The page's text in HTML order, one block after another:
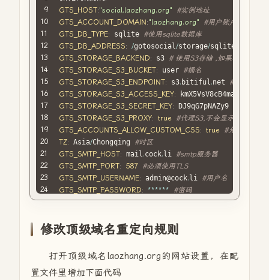
GTS_HOST:"social.laozhang.org"
#实例地址
GTS_ACCOUNT_DOMAIN:"laozhang.org"
#用户账户所属的域
GTS_DB_TYPE: sqlite #使用sqlite数据库
GTS_DB_ADDRESS: /gotosocial/storage/sqlite
GTS_STORAGE_BACKEND: s3 # 使用S3存储 ,如果不需要可
GTS_STORAGE_S3_BUCKET: user #桶名
GTS_STORAGE_S3_ENDPOINT: s3. bitiful.net #S3端点
GTS_STORAGE_S3_ACCESS_KEY: kmX5VsV8cB4ma8jeAg
GTS_STORAGE_S3_SECRET_KEY: DJ9qG7pNAZy9
GTS_STORAGE_S3_PROXY: true
#代理S3,不会显示S3地址
GTS_ACCOUNTS_ALLOW_CUSTOM_CSS: true
#允许自定义
TZ: Asia/Chongqing #时区
GTS_SMTP_HOST: mail.cock. li #smtp服务器
GTS_SMTP_PORT: 587 #必须使用TLS
GTS_SMTP_USERNAME: admin@cock. li #用户名
GTS_SMTP_PASSWORD: ******
#密码
GTS_SMTP_FROM: admin@cock.li #邮箱地址
GTS_ACCOUNTS_REGISTRATION_OPEN
ports:
-
"127.0.0.1:8080:8080"
volumes :
修改顶级域名重定向规则
打开顶级域名laozhang.org的网站设置，在配
置文件里增加下面代码